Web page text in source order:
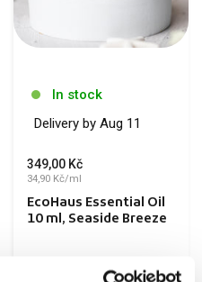
In stock
Delivery by Aug 11
349,00 Kč
34,90 Kč/ml
EcoHaus Essential Oil
10 ml, Seaside Breeze
Buy now